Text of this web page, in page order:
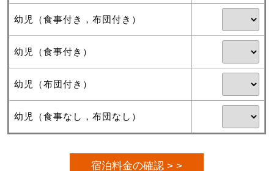
幼児（食事付き，布団付き）
幼児（食事付き）
幼児（布団付き）
幼児（食事なし，布団なし）
宿泊料金の確認 > >